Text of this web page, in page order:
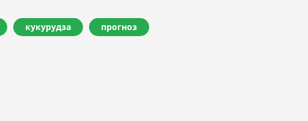
кукурудза прогноз